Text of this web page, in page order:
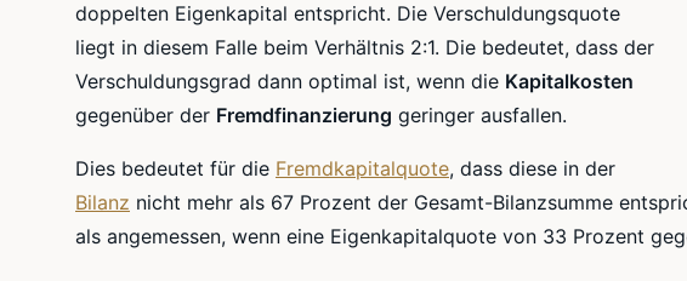
doppelten Eigenkapital entspricht. Die Verschuldungsquote
liegt in diesem Falle beim Verhältnis 2:1. Die bedeutet, dass der
Verschuldungsgrad dann optimal ist, wenn die Kapitalkosten
gegenüber der Fremdfinanzierung geringer ausfallen.
Dies bedeutet für die Fremdkapitalquote, dass diese in der
Bilanz nicht mehr als 67 Prozent der Gesamt-Bilanzsumme
als angemessen, wenn eine Eigenkapitalquote von 33 Prozent